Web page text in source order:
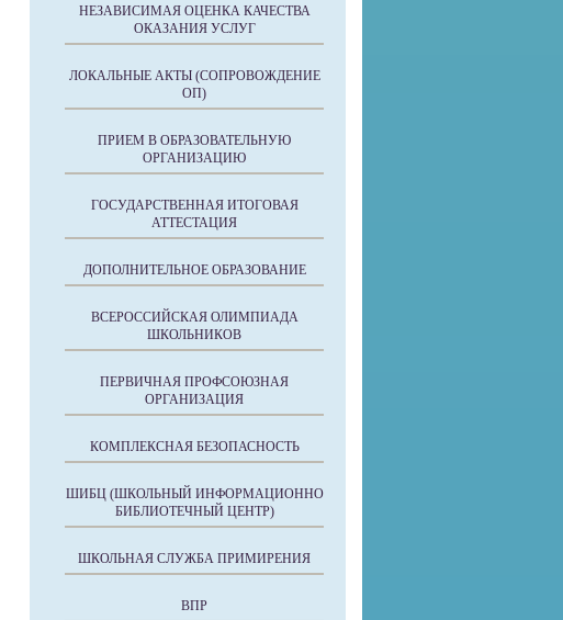
НЕЗАВИСИМАЯ ОЦЕНКА КАЧЕСТВА
ОКАЗАНИЯ УСЛУГ
ЛОКАЛЬНЫЕ АКТЫ (СОПРОВОЖДЕНИЕ
ОП)
ПРИЕМ В ОБРАЗОВАТЕЛЬНУЮ
ОРГАНИЗАЦИЮ
ГОСУДАРСТВЕННАЯ ИТОГОВАЯ
АТТЕСТАЦИЯ
ДОПОЛНИТЕЛЬНОЕ ОБРАЗОВАНИЕ
ВСЕРОССИЙСКАЯ ОЛИМПИАДА
ШКОЛЬНИКОВ
ПЕРВИЧНАЯ ПРОФСОЮЗНАЯ
ОРГАНИЗАЦИЯ
КОМПЛЕКСНАЯ БЕЗОПАСНОСТЬ
ШИБЦ (ШКОЛЬНЫЙ ИНФОРМАЦИОННО
БИБЛИОТЕЧНЫЙ ЦЕНТР)
ШКОЛЬНАЯ СЛУЖБА ПРИМИРЕНИЯ
ВПР